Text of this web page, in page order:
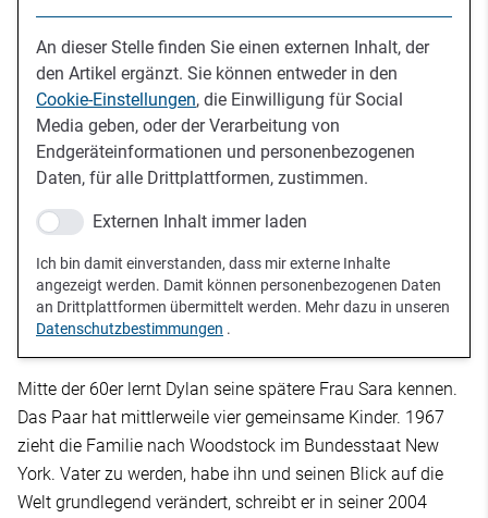
An dieser Stelle finden Sie einen externen Inhalt, der
den Artikel ergänzt. Sie können entweder in den
Cookie-Einstellungen, die Einwilligung für Social
Media geben, oder der Verarbeitung von
Endgeräteinformationen und personenbezogenen
Daten, für alle Drittplattformen, zustimmen.
Externen Inhalt immer laden
Ich bin damit einverstanden, dass mir externe Inhalte
angezeigt werden. Damit können personenbezogenen Daten
an Drittplattformen übermittelt werden. Mehr dazu in unseren
Datenschutzbestimmungen .
Mitte der 60er lernt Dylan seine spätere Frau Sara kennen.
Das Paar hat mittlerweile vier gemeinsame Kinder. 1967
zieht die Familie nach Woodstock im Bundesstaat New
York. Vater zu werden, habe ihn und seinen Blick auf die
Welt grundlegend verändert, schreibt er in seiner 2004